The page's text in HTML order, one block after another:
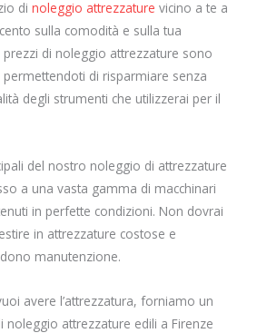
di noleggio attrezzature vicino a te a
sulla comodità e sulla tua
di noleggio attrezzature sono
di risparmiare senza
degli strumenti che utilizzerai per il
del nostro noleggio di attrezzature
a una vasta gamma di macchinari
in perfette condizioni. Non dovrai
in attrezzature costose e
manutenzione.
avere l’attrezzatura, forniamo un
attrezzature edili a Firenze